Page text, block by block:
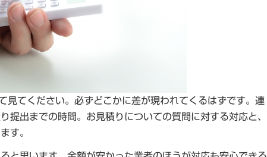
てください。必ずどこかに差が現われてくるはずです。連
提出までの時間。お見積りについての質問に対する対応と、
す。